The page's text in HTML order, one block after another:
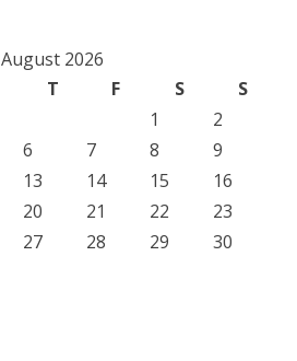
August 2026
T F S
S
1
2
6 7 8
9
13 14 15
16
20 21 22
23
27 28 29
30